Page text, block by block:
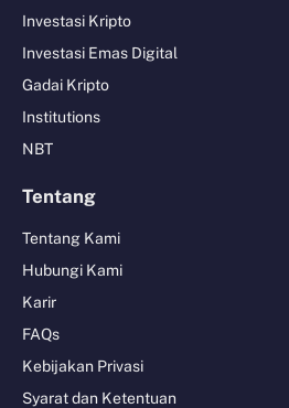
Investasi Kripto
Investasi Emas Digital
Gadai Kripto
Institutions
NBT
Tentang
Tentang Kami
Hubungi Kami
Karir
FAQs
Kebijakan Privasi
Syarat dan Ketentuan